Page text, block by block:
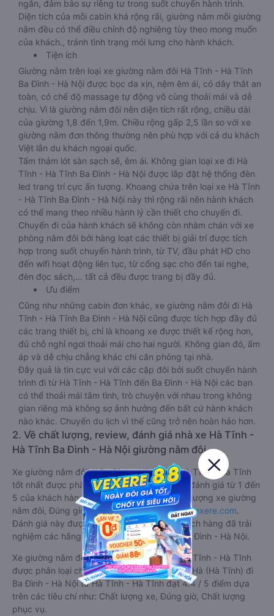
ngăn, đảm bảo sự riêng tư trong suốt chuyến hành trình.
Diện tích của mỗi cabin khá rộng rãi, giường nằm mỗi giường
nằm đều có thể điều chỉnh độ nghiêng tùy theo mong muốn
của khách., tránh tình trạng mỏi lưng cho hành khách.
Tiện ích
Giường nằm trên loại xe giường nằm đôi Hà Tĩnh - Hà Tĩnh
Ba Đình - Hà Nội được bọc da xịn, nệm êm ái, có dây thắt an
toàn, có chế độ massage tự động vô cùng thoải mái và dễ
chịu. Vì là giường nằm đôi nên diện tích rất rộng, chiều dài
của giường 1,8 đến 1,9m. Chiều rộng gấp 2,5 lần so với xe
giường nằm đơn thông thường nên phù hợp với cả du khách
Việt lẫn du khách ngoại quốc.
Tấm thảm lót sàn sạch sẽ, êm ái. Không gian loại xe đi Hà
Tĩnh - Hà Tĩnh Ba Đình - Hà Nội được lắp đặt hệ thống đèn
led trang trí cực ấn tượng. Khoang chứa trên loại xe Hà Tĩnh
- Hà Tĩnh Ba Đình - Hà Nội này thì rộng rãi nên hành khách
có thể mang theo nhiều hành lý cần thiết cho chuyến đi.
Chuyến đi của hành khách sẽ không còn nhàm chán với xe
phòng nằm đôi bởi hàng loạt các thiết bị giải trí được tích
hợp trong suốt chuyến hành trình, từ TV, đầu phát HD cho
đến wifi hoạt động liên tục, từ cổng sạc cho đến tai nghe,
đèn đọc sách,… tất cả đều được trang bị đầy đủ.
Ưu điểm
Cũng như những cabin đơn khác, xe giường nằm đôi đi Hà
Tĩnh - Hà Tĩnh Ba Đình - Hà Nội cũng được tích hợp đầy đủ
các trang thiết bị, chỉ là khoang xe được thiết kế rộng hơn,
đủ chỗ nghỉ ngơi thoải mái cho hai người. Không gian đó, ấm
áp và dễ chịu chẳng khác chi căn phòng tại nhà.
Đây quả là tin cực vui với các cặp đôi bởi suốt chuyến hành
trình đi từ Hà Tĩnh - Hà Tĩnh đến Ba Đình - Hà Nội các bạn
có thể thoải mái tâm tình, trò chuyện với nhau trong không
gian riêng mà không sợ ảnh hưởng đến bất cứ hành khách
nào khác. Chuyến du lịch vì thế cũng trở nên hoàn hảo hơn.
2. Về chất lượng, review, đánh giá nhà xe Hà Tĩnh -
Hà Tĩnh Ba Đình - Hà Nội giường nằm đôi
Xe giường nằm đôi đi Ba Đình - Hà Nội từ Hà Tĩnh - Hà Tĩnh
tốt nhất được phân loại chất lượng dựa trên đánh giá từ 1 đến
5 của khách hàng với các tiêu chí như: Chất lượng xe giường
nằm đôi, Đúng giờ, Chất lượng phục vụ trênVexere.com.
Đánh giá này được viết trực tiếp bởi các khách hàng đã trải
nghiệm các hãng Xe Hà Tĩnh - Hà Tĩnh đi Ba Đình - Hà Nội.
Xe giường nằm đôi đi Ba Đình - Hà Nội từ Hà Tĩnh - Hà Tĩnh
được phân loại chất lượng tốt nhất là xe Sơn Hà (Hà Tĩnh) đi
Ba Đình - Hà Nội từ Hà Tĩnh - Hà Tĩnh đạt 4.4 / 5 điểm dựa
trên các tiêu chí như: Chất lượng xe, Đúng giờ, Chất lượng
phục vụ.